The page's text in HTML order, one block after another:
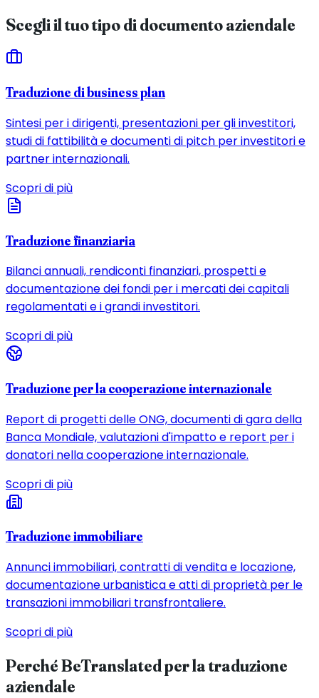
Scegli il tuo tipo di documento aziendale
Traduzione di business plan
Sintesi per i dirigenti, presentazioni per gli investitori,
studi di fattibilità e documenti di pitch per investitori e
partner internazionali.
Scopri di più
Traduzione finanziaria
Bilanci annuali, rendiconti finanziari, prospetti e
documentazione dei fondi per i mercati dei capitali
regolamentati e i grandi investitori.
Scopri di più
Traduzione per la cooperazione internazionale
Report di progetti delle ONG, documenti di gara della
Banca Mondiale, valutazioni d'impatto e report per i
donatori nella cooperazione internazionale.
Scopri di più
Traduzione immobiliare
Annunci immobiliari, contratti di vendita e locazione,
documentazione urbanistica e atti di proprietà per le
transazioni immobiliari transfrontaliere.
Scopri di più
Perché BeTranslated per la traduzione
aziendale